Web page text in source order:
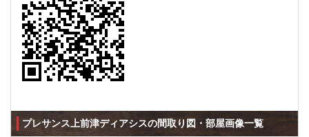
プレサンス上前津ディアシスの間取り図・部屋画像一覧